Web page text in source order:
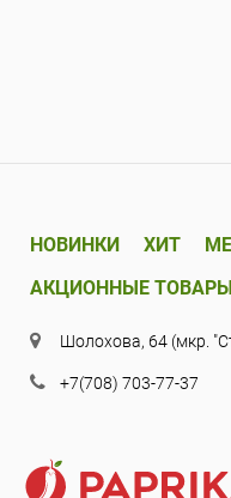
НОВИНКИ ХИТ
АКЦИОННЫЕ ТОВАРЫ
Шолохова, 64 (мкр.
+7(708) 703-77-37